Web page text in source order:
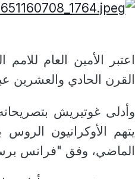
اعتبر الأمين العام
القرن الحادي والعشرين
وأدلى غوتيريش
يتهم الأوكرانيون
الماضي، وفق "فرانس